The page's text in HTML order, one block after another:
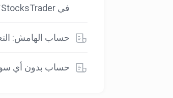
في StocksTrader؟
حساب الهامش:
حساب بدون أي